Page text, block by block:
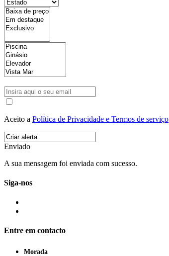
Aceito a Política de Privacidade e Termos de serviço
Enviado
A sua mensagem foi enviada com sucesso.
Siga-nos
Entre em contacto
Morada